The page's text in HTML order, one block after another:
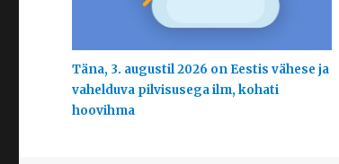
Täna, 3. augustil 2026 on Eestis vähese ja
vahelduva pilvisusega ilm, kohati
hoovihma